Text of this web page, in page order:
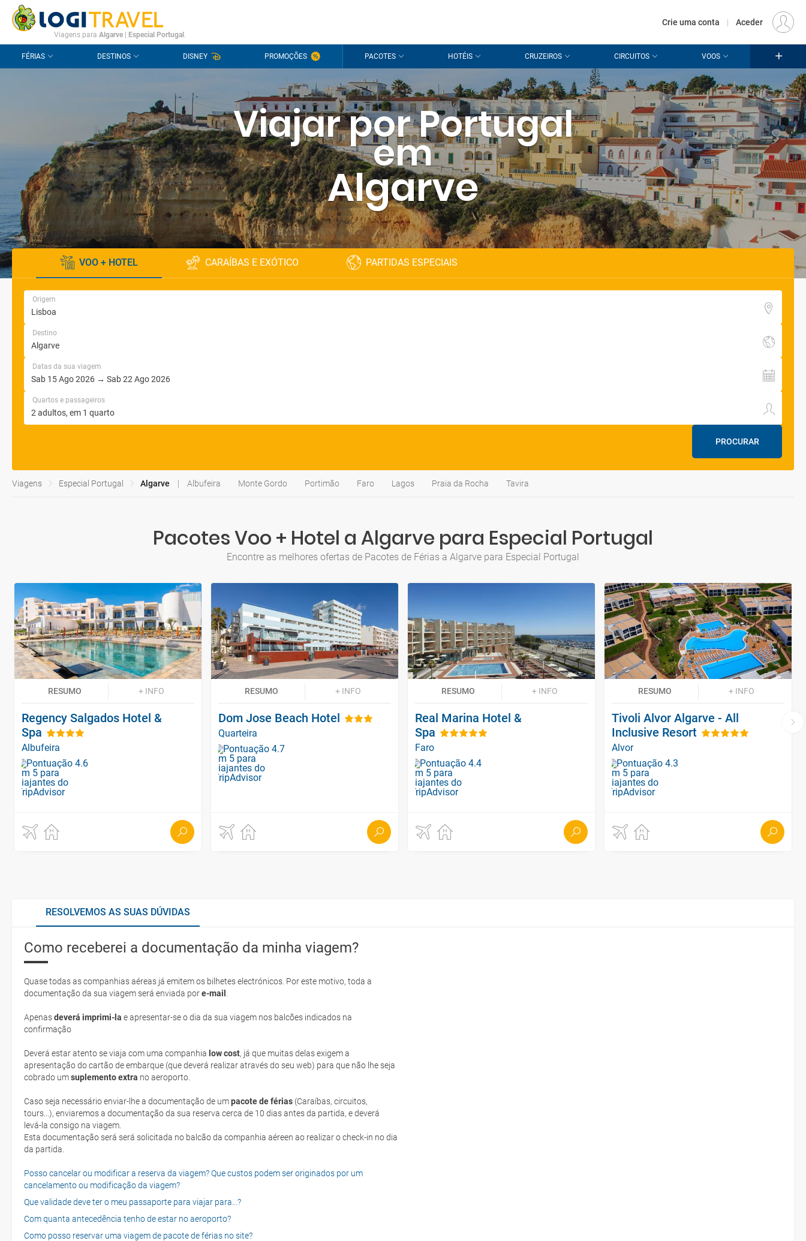
CONTACTO PERGUNTAS FREQUENTES EUR
Viagens para Algarve Especial Portugal .
Crie uma conta | Aceder
FÉRIAS DESTINOS DISNEY PROMOÇÕES PACOTES HOTÉIS CRUZEIROS CIRCUITOS VOOS
Viajar por Portugal
em
Algarve
VOO + HOTEL CARAÍBAS E EXÓTICO PARTIDAS ESPECIAIS
Origem
Destino
Datas da sua viagem
Quartos e passageiros
PROCURAR
Viagens Especial Portugal Algarve Albufeira Monte Gordo Portimão Faro Lagos Praia da Rocha Tavira
Pacotes Voo + Hotel a Algarve para Especial Portugal
Encontre as melhores ofertas de Pacotes de Férias a Algarve para Especial Portugal
RESUMO + INFO
Regency Salgados Hotel &
Spa
Albufeira
RESUMO + INFO
Dom Jose Beach Hotel
Quarteira
RESUMO + INFO
Real Marina Hotel &
Spa
Faro
RESUMO + INFO
Tivoli Alvor Algarve - All
Inclusive Resort
Alvor
RESOLVEMOS AS SUAS DÚVIDAS
Como receberei a documentação da minha viagem?
Quase todas as companhias aéreas já emitem os bilhetes electrónicos. Por este motivo, toda a
documentação da sua viagem será enviada pore-mail
Apenasdeverá imprimi-la e apresentar-se o dia da sua viagem nos balcões indicados na
confirmação
Deverá estar atento se viaja com uma companhia low cost, já que muitas delas exigem a
apresentação do cartão de embarque (que deverá realizar através do seu web) para que não lhe seja
cobrado umsuplemento extra no aeroporto.
Caso seja necessário enviar-lhe a documentação de umpacote de férias (Caraíbas, circuitos,
tours...), enviaremos a documentação da sua reserva cerca de 10 dias antes da partida, e deverá
levá-la consigo na viagem.
Esta documentação será será solicitada no balcão da companhia aéreen ao realizar o check-in no dia
da partida.
Posso cancelar ou modificar a reserva da viagem? Que custos podem ser originados por um
cancelamento ou modificação da viagem?
Que validade deve ter o meu passaporte para viajar para...?
Com quanta antecedência tenho de estar no aeroporto?
Como posso reservar uma viagem de pacote de férias no site?